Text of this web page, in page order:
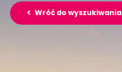
Wróć do wyszukiwania